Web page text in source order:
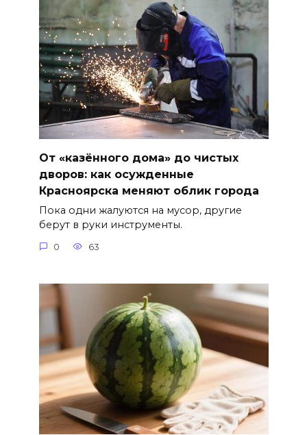
От «казённого дома» до чистых
дворов: как осужденные
Красноярска меняют облик города
Пока одни жалуются на мусор, другие
берут в руки инструменты.
0 63